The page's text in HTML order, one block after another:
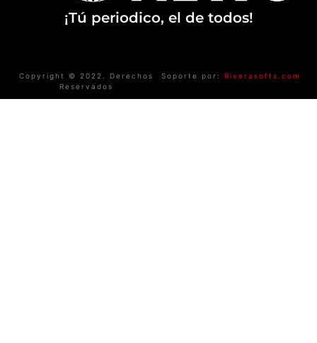
¡Tú periodico, el de todos!
Copyright © 2022. Derechos
Reservados
Soporte por: Riverasofts.com